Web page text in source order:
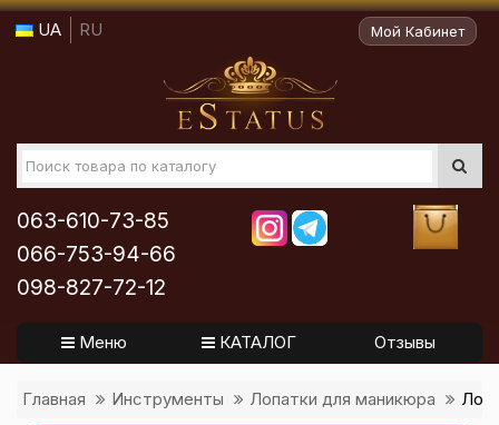
UA RU Мой Кабинет
063-610-73-85
066-753-94-66
098-827-72-12
Меню КАТАЛОГ Отзывы
Главная Инструменты Лопатки для маникюра